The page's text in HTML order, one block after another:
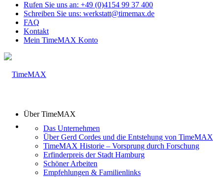
Rufen Sie uns an: +49 (0)4154 99 37 400
Schreiben Sie uns: werkstatt@timemax.de
FAQ
Kontakt
Mein TimeMAX Konto
Über TimeMAX
Das Unternehmen
Über Gerd Cordes und die Entstehung von TimeMAX
TimeMAX Historie – Vorsprung durch Forschung
Erfinderpreis der Stadt Hamburg
Schöner Arbeiten
Empfehlungen & Familienlinks